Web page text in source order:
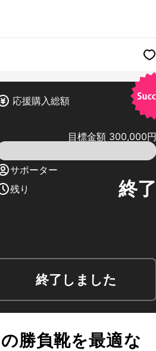
応援購入総額
目標金額 300,000円
サポーター
残り
終了
終了しました
勝負靴を最適な